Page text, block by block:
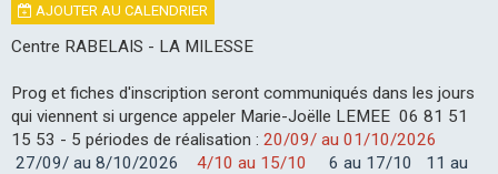
AGENDA PAR ACTIVITE
AJOUTER AU CALENDRIER
Centre RABELAIS - LA MILESSE
Prog et fiches d'inscription seront communiqués dans les jours
qui viennent si urgence appeler Marie-Joëlle LEMEE 06 81 51
15 53 - 5 périodes de réalisation : 20/09/ au 01/10/2026
27/09/ au 8/10/2026
4/10 au 15/10 6 au 17/10
11 au